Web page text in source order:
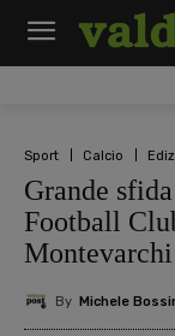
Sport Calcio
Grande
Football
Montevarchi
By Michele